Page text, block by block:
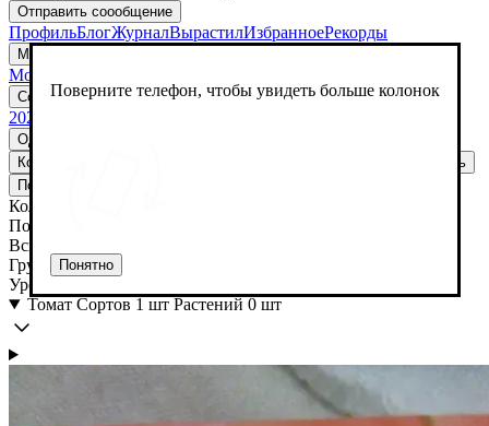
Отправить cоообщение
ПрофильБлогЖурналВырастилИзбранноеРекорды
Поверните телефон, чтобы увидеть больше колонок
Понятно
Мой
Мой
Создать огород Редактировать Удалить
2026
Однолетние
Кол-во
Удалить
Повторить
Кол-во
Посев
Всходы
Грунт
Урожай
ТоматСортов 1 шт Растений 0 шт